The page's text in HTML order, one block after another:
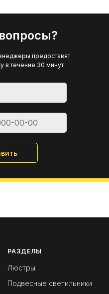
предоставят
в течение 30 минут
РАЗДЕЛЫ
Люстры
Подвесные светильники